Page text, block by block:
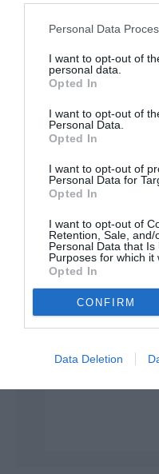
Personal Data
I want to opt-out of
personal data.
Opted In
I want to opt-out of
Personal Data.
Opted In
I want to opt-out of
Personal Data for
Opted In
I want to opt-out of
Retention, Sale,
Personal Data that
Purposes for which it
Opted In
CONFIRM
Data Deletion
Oui mais l’UE
golfe)
Rien à
3 pays
tout le
des
l’Asie
près